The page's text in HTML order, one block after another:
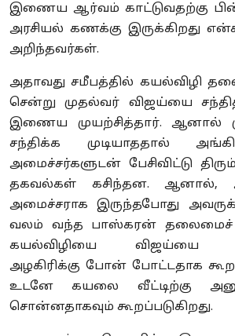
இணைய ஆர்வம் காட்டுவதற்கு
அரசியல் கணக்கு இருக்கிறது
அறிந்தவர்கள்.
அதாவது சமீபத்தில் கயல்விழி
சென்று முதல்வர் விஜய்யை
இணைய முயற்சித்தார். ஆனால்
சந்திக்க முடியாததால்
அமைச்சர்களுடன் பேசிவிட்டு
தகவல்கள் கசிந்தன. ஆனால்,
அமைச்சராக இருந்தபோது
வலம் வந்த பாஸ்கரன் தலைமைச்
கயல்விழியை விஜய்யை
அழகிரிக்கு போன் போட்டதாக
உடனே கயலை வீட்டிற்கு
சொன்னதாகவும் கூறப்படுகிறது.